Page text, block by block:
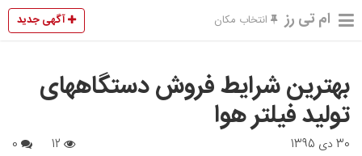
ام تی رز انتخاب مکان آگهی جدید
بهترین شرایط فروش دستگاههای
تولید فیلتر هوا
30 دی 1395